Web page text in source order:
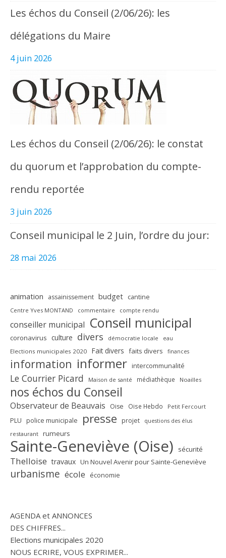
Les échos du Conseil (2/06/26): les
délégations du Maire
4 juin 2026
Les échos du Conseil (2/06/26): le constat
du quorum et l’approbation du compte-
rendu reportée
3 juin 2026
Conseil municipal le 2 Juin, l’ordre du jour:
28 mai 2026
animation assainissement budget cantine
Centre Yves MONTAND commentaire compte rendu
conseiller municipal Conseil municipal
coronavirus culture divers démocratie locale eau
Elections municipales 2020 Fait divers faits divers finances
information informer intercommunalité
Le Courrier Picard Maison de santé médiathèque Noailles
nos échos du Conseil
Observateur de Beauvais Oise Oise Hebdo Petit Fercourt
PLU police municipale presse projet questions des élus
restaurant rumeurs
Sainte-Geneviève (Oise) sécurité
Thelloise travaux Un Nouvel Avenir pour Sainte-Geneviève
urbanisme école économie
AGENDA et ANNONCES
DES CHIFFRES...
Elections municipales 2020
NOUS ECRIRE, VOUS EXPRIMER...